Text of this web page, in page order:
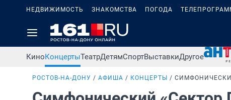
НЕДВИЖИМОСТЬ ЗНАКОМСТВА ПОГОДА
КиноКонцертыТеатрДетямСпортВыставкиДругое
РОСТОВ-НА-ДОНУ АФИША КОНЦЕРТЫ СИМФОНИЧЕСКИЙ